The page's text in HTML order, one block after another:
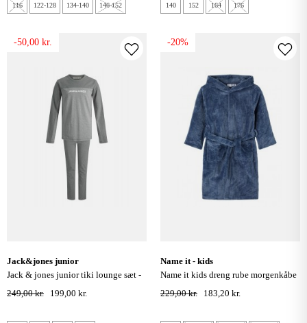
116 122-128 134-140 146-152 140 152 164 176
-50,00 kr.
jack&jones junior
jack & jones junior tiki lounge sæt -
grå melange
249,00 kr. 199,00 kr.
-20%
name it - kids
name it kids dreng rube morgenkåbe
- bering sea
229,00 kr. 183,20 kr.